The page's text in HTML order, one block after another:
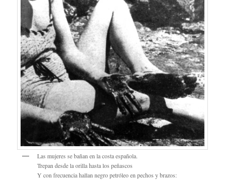
Las mujeres se bañan en la costa española.
Trepan desde la orilla hasta los peñascos
Y con frecuencia hallan negro petróleo en pechos y brazos: